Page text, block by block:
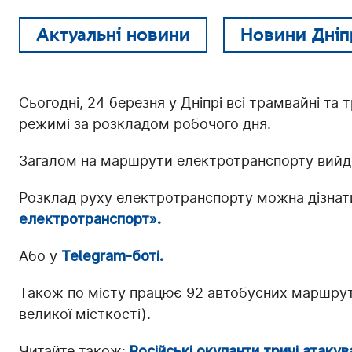
Актуальні новини Новини
Сьогодні, 24 березня у Дніпрі всі трамвайні
режимі за розкладом робочого дня.
Загалом на маршрути електротранспорту
Розклад руху електротранспорту можна
електротранспорт».
Або у Telegram-боті.
Також по місту працює 92 автобусних
великої місткості).